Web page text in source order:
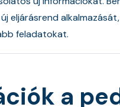
eljárásrend
feladatokat.
a